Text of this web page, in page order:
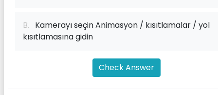
B. Kamerayı seçin Animasyon / kısıtlamalar / yol
kısıtlamasına gidin
Check Answer